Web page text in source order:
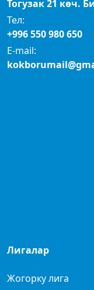
Тогузак 21 көч.
Тел:
+996 550 980 650
E-mail:
Лигалар
Жогорку лига